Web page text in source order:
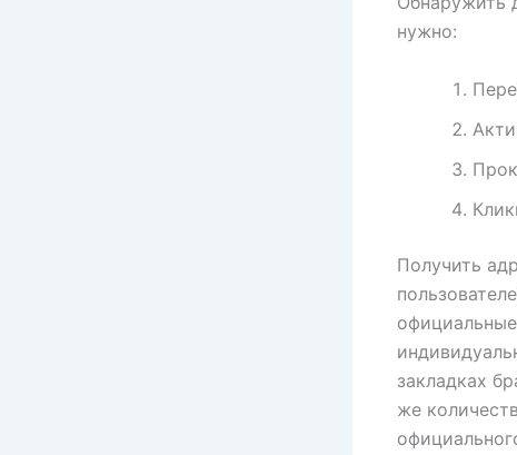
нужно:
Получить
закладках
же